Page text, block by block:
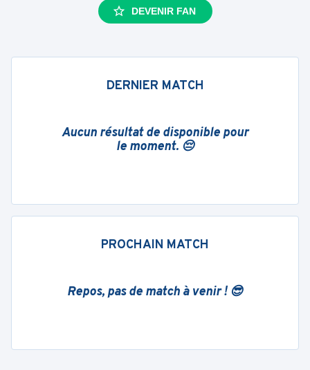
DEVENIR FAN
DERNIER MATCH
Aucun résultat de disponible pour
le moment. 😔
PROCHAIN MATCH
Repos, pas de match à venir ! 😎